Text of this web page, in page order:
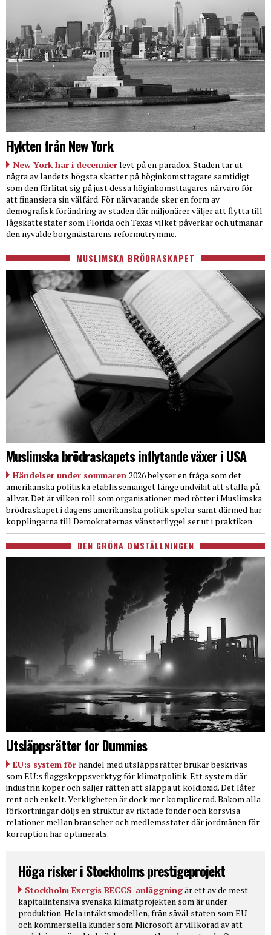
Flykten från New York
New York har i decennierlevt på en paradox. Staden tar ut
några av landets högsta skatter på höginkomsttagare samtidigt
som den förlitat sig på just dessa höginkomsttagares närvaro för
att finansiera sin välfärd. För närvarande sker en form av
demografisk förändring av staden där miljonärer väljer att flytta till
lågskattestater som Florida och Texas vilket påverkar och utmanar
den nyvalde borgmästarens reformutrymme.
MUSLIMSKA BRÖDRASKAPET
Muslimska brödraskapets inflytande växer i USA
Händelser under sommaren 2026 belyser en fråga som det
amerikanska politiska etablissemanget länge undvikit att ställa på
allvar. Det är vilken roll som organisationer med rötter i Muslimska
brödraskapet i dagens amerikanska politik spelar samt därmed hur
kopplingarna till Demokraternas vänsterflygel ser ut i praktiken.
DEN GRÖNA OMSTÄLLNINGEN
Utsläppsrätter for Dummies
EU:s system för handel med utsläppsrätter brukar beskrivas
som EU:s flaggskeppsverktyg för klimatpolitik. Ett system där
industrin köper och säljer rätten att släppa ut koldioxid. Det låter
rent och enkelt. Verkligheten är dock mer komplicerad. Bakom alla
förkortningar döljs en struktur av riktade fonder och korsvisa
relationer mellan branscher och medlemsstater där jordmånen för
korruption har optimerats.
Höga risker i Stockholms prestigeprojekt
Stockholm Exergis BECCS-anläggningär ett av de mest
kapitalintensiva svenska klimatprojekten som är under
produktion. Hela intäktsmodellen, från såväl staten som EU
och kommersiella kunder som Microsoft är villkorad av att